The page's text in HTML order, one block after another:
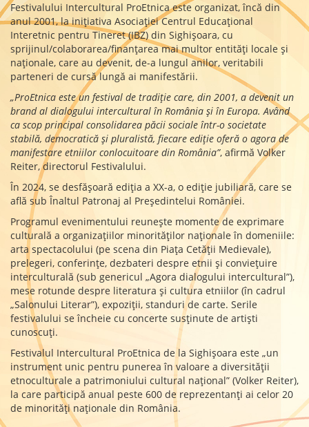
Festivalului Intercultural ProEtnica este organizat, încă din
anul 2001, la inițiativa Asociației Centrul Educațional
Interetnic pentru Tineret (IBZ) din Sighișoara, cu
sprijinul/colaborarea/finanțarea mai multor entități locale și
naționale, care au devenit, de-a lungul anilor, veritabili
parteneri de cursă lungă ai manifestării.
„ProEtnica este un festival de tradiție care, din 2001, a devenit un
brand al dialogului intercultural în România și în Europa. Având
ca scop principal consolidarea păcii sociale într-o societate
stabilă, democratică și pluralistă, fiecare ediție oferă o agora de
manifestare etniilor conlocuitoare din România”, afirmă Volker
Reiter, directorul Festivalului.
În 2024, se desfășoară ediția a XX-a, o ediție jubiliară, care se
află sub Înaltul Patronaj al Președintelui României.
Programul evenimentului reuneşte momente de exprimare
culturală a organizaţiilor minorităţilor naţionale în domeniile:
arta spectacolului (pe scena din Piața Cetății Medievale),
prelegeri, conferinţe, dezbateri despre etnii şi convieţuire
interculturală (sub genericul „Agora dialogului intercultural”),
mese rotunde despre literatura și cultura etniilor (în cadrul
„Salonului Literar”), expoziţii, standuri de carte. Serile
festivalului se încheie cu concerte susţinute de artiști
cunoscuți.
Festivalul Intercultural ProEtnica de la Sighișoara este „un
instrument unic pentru punerea în valoare a diversităţii
etnoculturale a patrimoniului cultural naţional” (Volker Reiter),
la care participă anual peste 600 de reprezentanţi ai celor 20
de minorităţi naţionale din România.